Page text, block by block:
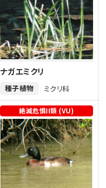
種子植物
ナガエミクリ
ミクリ科
絶滅危惧II類 (VU)